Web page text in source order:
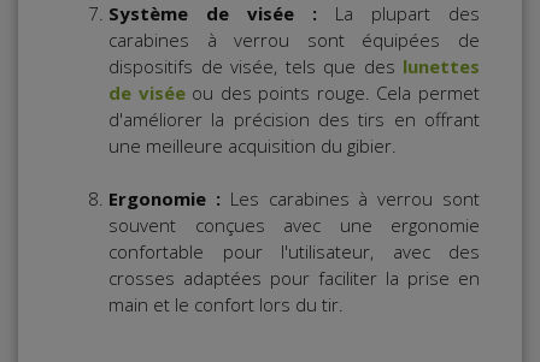
Système de visée : La plupart des
carabines à verrou sont équipées de
dispositifs de visée, tels que des lunettes
de viséeou des points rouge. Cela permet
d'améliorer la précision des tirs en offrant
une meilleure acquisition du gibier.
Ergonomie : Les carabines à verrou sont
souvent conçues avec une ergonomie
confortable pour l'utilisateur, avec des
crosses adaptées pour faciliter la prise en
main et le confort lors du tir.